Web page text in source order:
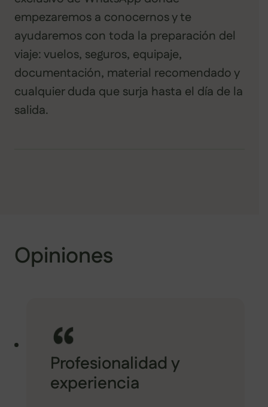
empezaremos a conocernos y te
ayudaremos con toda la preparación del
viaje: vuelos, seguros, equipaje,
documentación, material recomendado y
cualquier duda que surja hasta el día de la
salida.
Opiniones
Profesionalidad y
experiencia